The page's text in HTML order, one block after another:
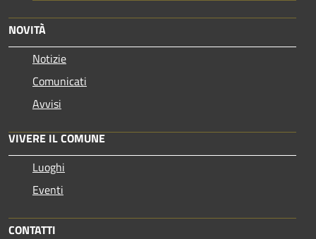
NOVITÀ
Notizie
Comunicati
Avvisi
VIVERE IL COMUNE
Luoghi
Eventi
CONTATTI